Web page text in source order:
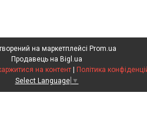
на маркетплейсі Prom.ua
Продавець на Bigl.ua
на контент
Політика
Select Language ▼